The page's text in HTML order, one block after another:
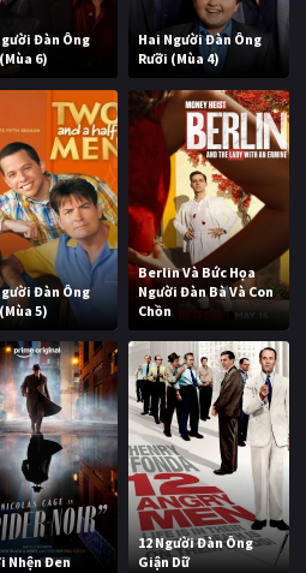
Đàn Ông
6)
Hai Người Đàn Ông
Rưỡi (Mùa 4)
Đàn Ông
5)
Berlin Và Bức Họa
Người Đàn Bà Và Con
Chồn
Nhện Đen
12 Người Đàn Ông
Giận Dữ